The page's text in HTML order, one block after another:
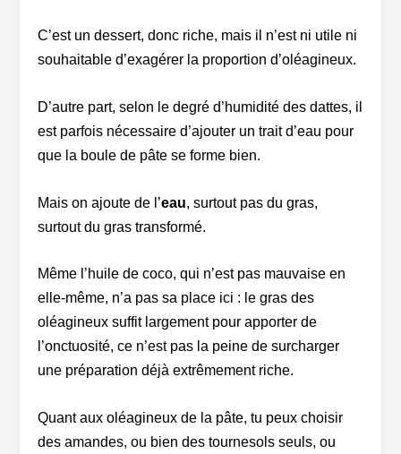
C’est un dessert, donc riche, mais il n’est ni utile ni
souhaitable d’exagérer la proportion d’oléagineux.
D’autre part, selon le degré d’humidité des dattes, il
est parfois nécessaire d’ajouter un trait d’eau pour
que la boule de pâte se forme bien.
Mais on ajoute de l’eau,surtout pas du gras,
surtout du gras transformé.
Même l’huile de coco, qui n’est pas mauvaise en
elle-même, n’a pas sa place ici : le gras des
oléagineux suffit largement pour apporter de
l’onctuosité, ce n’est pas la peine de surcharger
une préparation déjà extrêmement riche.
Quant aux oléagineux de la pâte, tu peux choisir
des amandes, ou bien des tournesols seuls, ou